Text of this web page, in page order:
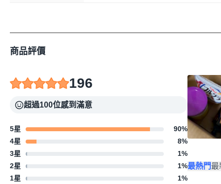
商品評價
196
超過100位感到滿意
5星 90%
4星
8%
3星
1%
2星
1%
1星
1%
最熱門最